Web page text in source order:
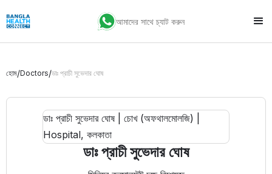
আমাদের সাথে চ্যাট করুন
হোম/Doctors/ডাঃ প্রাচী সুভেদার ঘোষ
ডাঃ প্রাচী সুভেদার ঘোষ